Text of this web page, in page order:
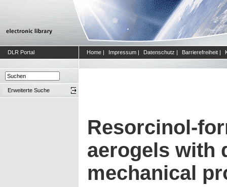
DLR Portal Home | Impressum | Datenschutz | Barrierefreiheit |
Erweiterte Suche
Resorcinol-
aerogels with
mechanical